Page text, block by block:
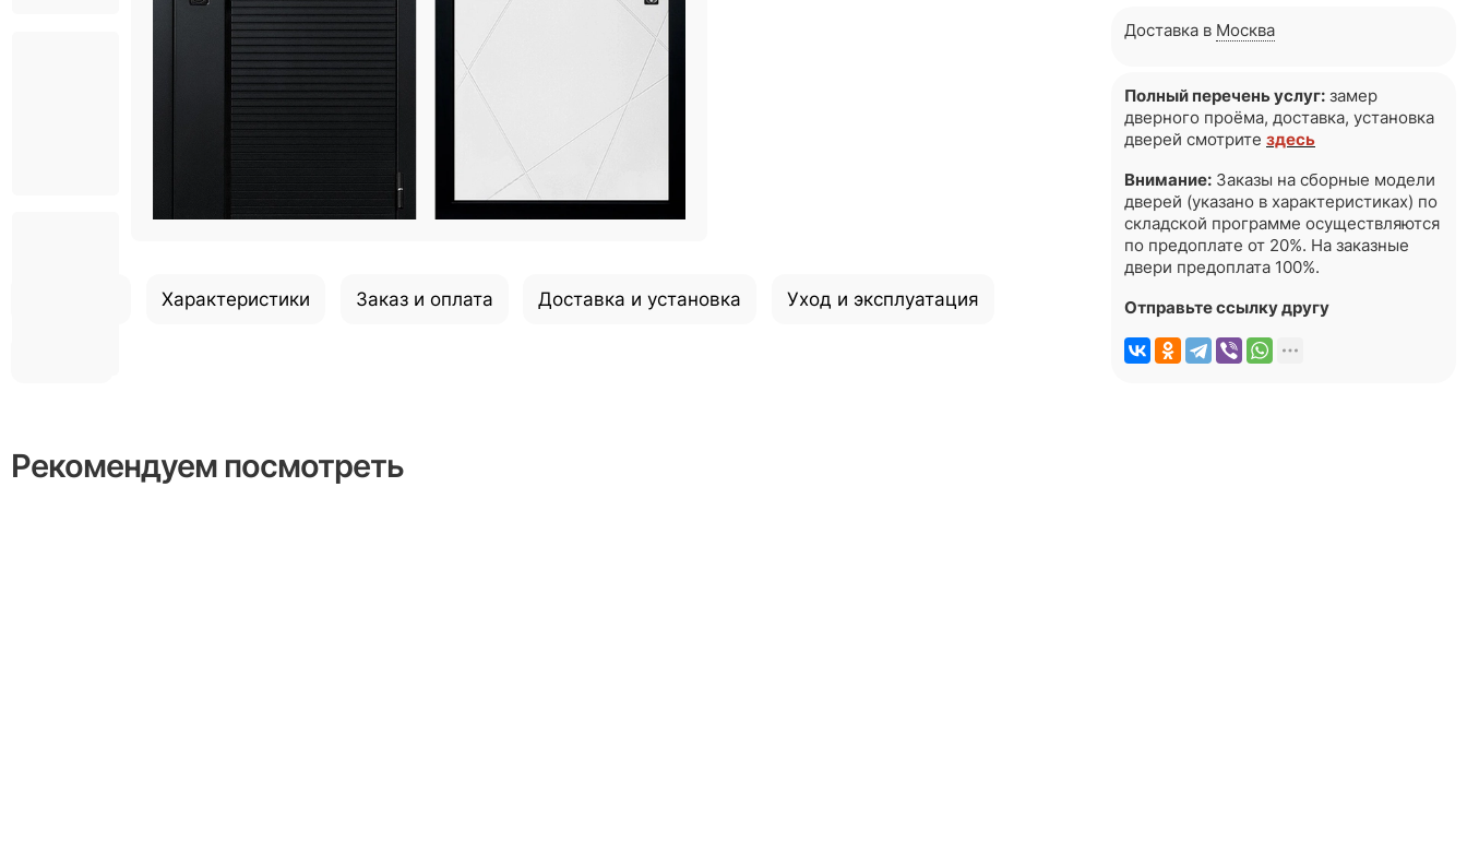
Характеристики Заказ и оплата Доставка и установка Уход и эксплуатация
Рекомендуем посмотреть
Доставка в Москва
Полный перечень услуг: замер
дверного проёма, доставка, установка
дверей смотрите здесь
Внимание: Заказы на сборные модели
дверей (указано в характеристиках) по
складской программе осуществляются
по предоплате от 20%. На заказные
двери предоплата 100%.
Отправьте ссылку другу